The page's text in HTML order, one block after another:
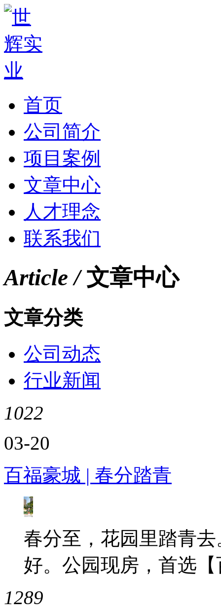
首页
公司简介
项目案例
文章中心
人才理念
联系我们
Article /文章中心
文章分类
公司动态
行业新闻
1022
03-20
百福豪城 | 春分踏青
春分至，花园里踏青
好。公园现房，首选
1289